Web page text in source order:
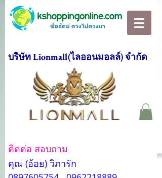
บริษัท Lionmall(ไลออนมอลล์) จำกัด
ติดต่อ สอบถาม
คุณ (อ้อย) วิภารัก